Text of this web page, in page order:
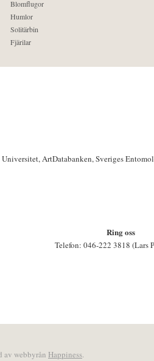
Blomflugor
Humlor
Solitärbin
Fjärilar
ArtDatabanken, Sveriges
Ring oss
Telefon: 046-222 3818 (Lars
av webbyrån Happiness.